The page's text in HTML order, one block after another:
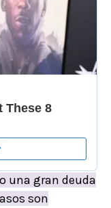
una gran deuda
son